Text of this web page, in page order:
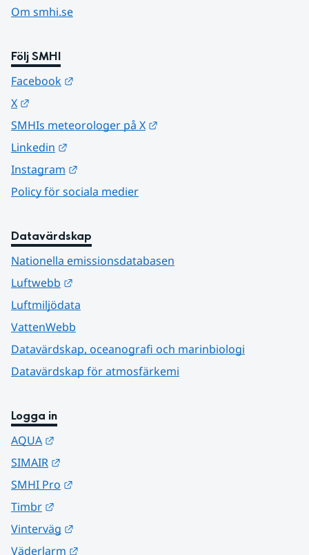
Om smhi.se
Följ SMHI
Facebook
X
SMHIs meteorologer på X
Linkedin
Instagram
Policy för sociala medier
Datavärdskap
Nationella emissionsdatabasen
Luftwebb
Luftmiljödata
VattenWebb
Datavärdskap, oceanografi och marinbiologi
Datavärdskap för atmosfärkemi
Logga in
AQUA
SIMAIR
SMHI Pro
Timbr
Vinterväg
Väderlarm